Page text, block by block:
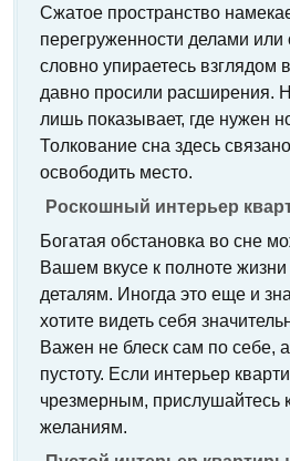
Сжатое пространство
перегруженности делами
словно упираетесь взглядом
давно просили расширения.
лишь показывает, где нужен
Толкование сна здесь
освободить место.
Роскошный интерьер
Богатая обстановка во сне
Вашем вкусе к полноте
деталям. Иногда это еще и
хотите видеть себя
Важен не блеск сам по себе,
пустоту. Если интерьер
чрезмерным, прислушайтесь
желаниям.